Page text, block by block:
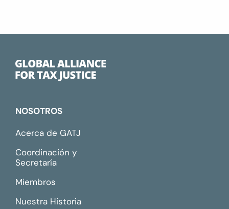
NOSOTROS
Acerca de GATJ
Coordinación y
Secretaría
Miembros
Nuestra Historia